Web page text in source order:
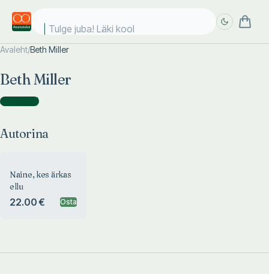
Tulge juba! Läki kooli
Avaleht/Beth Miller
Beth Miller
Autorina )
Autorina
Naine, kes ärkas
ellu
22.00 € Osta